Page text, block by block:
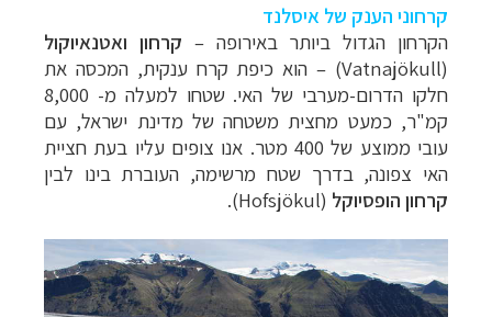
קרחוני הענק של איסלנד
הקרחון הגדול ביותר באירופה – קרחון ואטנאיוקול
(
Vatnajökull) – הוא כיפת קרח ענקית, המכסה את
חלקו הדרום-מערבי של האי. שטחו למעלה מ- 8,000
קמ"ר, כמעט מחצית משטחה של מדינת ישראל, עם
עובי ממוצע של 400 מטר. אנו צופים עליו בעת חציית
האי צפונה, בדרך שטח מרשימה, העוברת בינו לבין
קרחון הופסיוקל (
Hofsjökul
).